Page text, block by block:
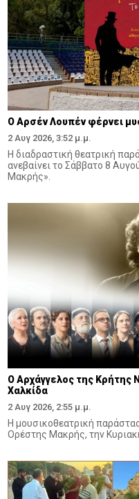
Ο Αρσέν Λουπέν φέρνει
2 Αυγ 2026, 3:52 μ.μ.
Η διαδραστική θεατρική
ανεβαίνει το Σάββατο 8
Μακρής».
Ο Αρχάγγελος της Κρήτης
Χαλκίδα
2 Αυγ 2026, 2:55 μ.μ.
Η μουσικοθεατρική
Ορέστης Μακρής, την